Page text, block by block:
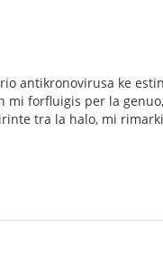
antikronovirusa ke
mi forfluigis per la
tra la halo, mi